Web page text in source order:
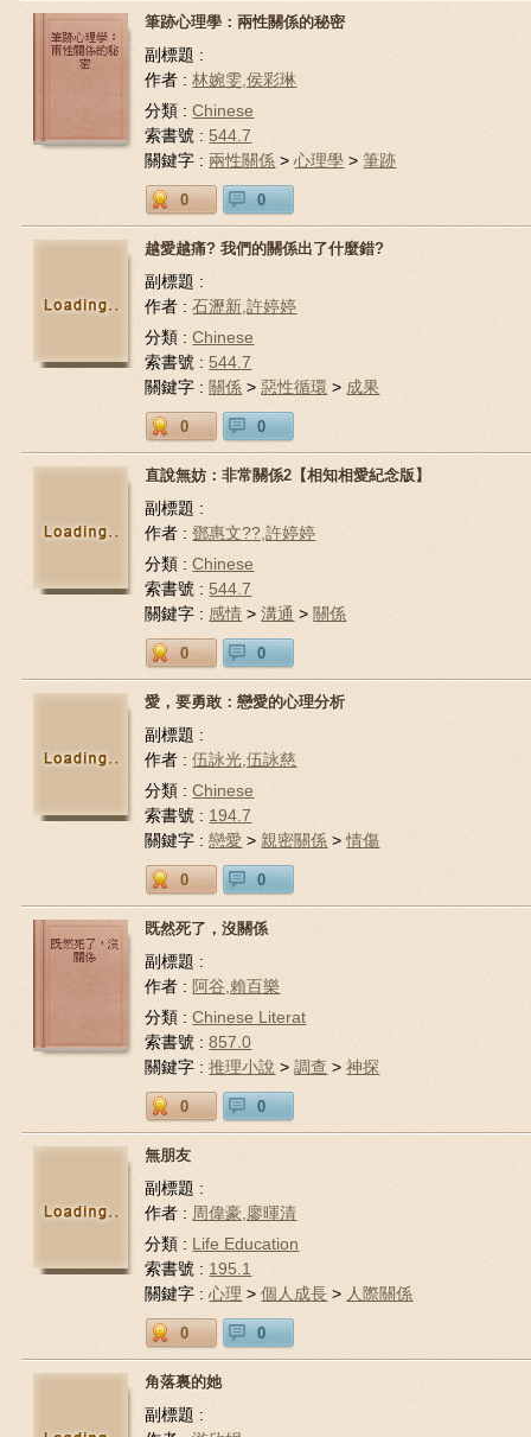
筆跡心理學：兩性關係的秘密
副標題 :
作者 :林婉雯,侯彩琳
分類 :Chinese
索書號 : 544.7
關鍵字 :兩性關係 >心理學 > 筆跡
0 0
越愛越痛? 我們的關係出了什麼錯?
副標題 :
作者 :石瀝新,許婷婷
分類 :Chinese
索書號 : 544.7
關鍵字 : 關係 >惡性循環 > 成果
0 0
直說無妨：非常關係2【相知相愛紀念版】
副標題 :
作者 :鄧惠文??,許婷婷
分類 :Chinese
索書號 : 544.7
關鍵字 : 感情 >溝通 > 關係
0 0
愛，要勇敢：戀愛的心理分析
副標題 :
作者 :伍詠光,伍詠慈
分類 :Chinese
索書號 : 194.7
關鍵字 :戀愛 > 親密關係 >情傷
0 0
既然死了，沒關係
副標題 :
作者 : 阿谷,賴百樂
分類 :Chinese Literat
索書號 :857.0
關鍵字 :推理小說 >調查 >神探
0 0
無朋友
副標題 :
作者 : 周偉豪,廖暉清
分類 : Life Education
索書號 : 195.1
關鍵字 :心理 >個人成長 > 人際關係
0 0
角落裏的她
副標題 :